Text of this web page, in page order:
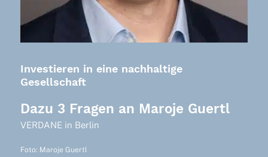
Investieren in eine nachhaltige
Gesellschaft
Dazu 3 Fragen an Maroje Guertl
VERDANE in Berlin
Foto: Maroje Guertl